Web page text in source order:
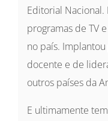
Editorial
programas de TV
no país.
docente e de
outros países da
E ultimamente